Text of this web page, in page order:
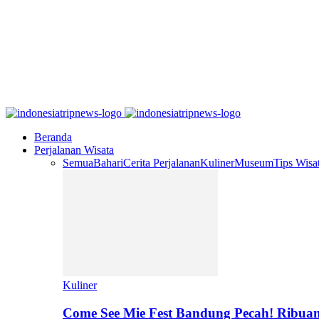
Beranda
Perjalanan Wisata
SemuaBahariCerita PerjalananKulinerMuseumTips
Kuliner
Come See Mie Fest Bandung Pecah!